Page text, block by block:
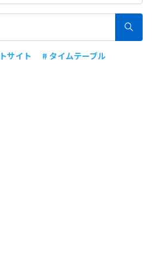
サイト # タイムテーブル